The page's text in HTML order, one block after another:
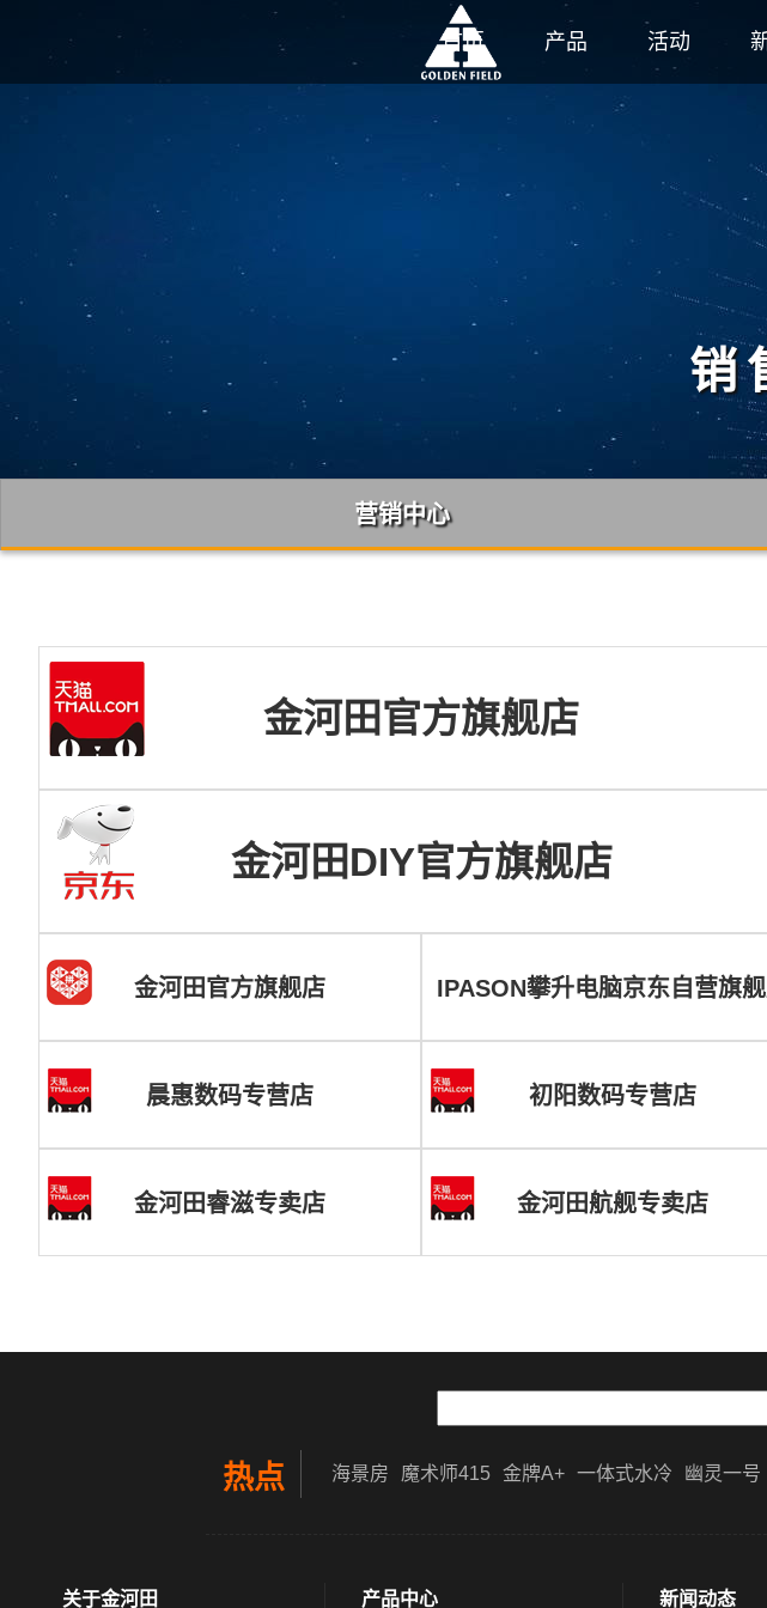
首页 产品 活动
销
营销中心
金河田官方旗舰店
金河田DIY官方旗舰店
金河田官方旗舰店 IPASON攀升电脑京东自营旗
晨惠数码专营店 初阳数码专营店
金河田睿滋专卖店 金河田航舰专卖店
热点 海景房 魔术师415 金牌A+ 一体式水冷 幽灵一号
关于金河田 产品中心 新闻动态